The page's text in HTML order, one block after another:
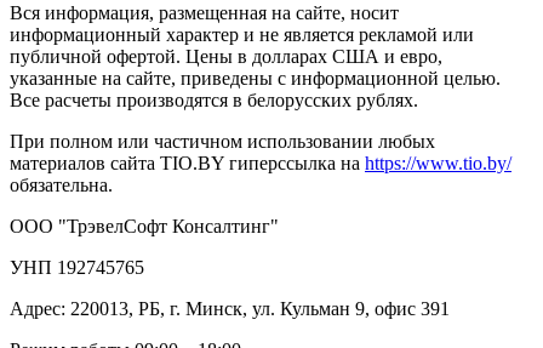
Вся информация, размещенная на сайте, носит
информационный характер и не является рекламой или
публичной офертой. Цены в долларах США и евро,
указанные на сайте, приведены с информационной целью.
Все расчеты производятся в белорусских рублях.
При полном или частичном использовании любых
материалов сайта TIO.BY гиперссылка на https://www.tio.by/
обязательна.
ООО "ТрэвелСофт Консалтинг"
УНП 192745765
Адрес: 220013, РБ, г. Минск, ул. Кульман 9, офис 391